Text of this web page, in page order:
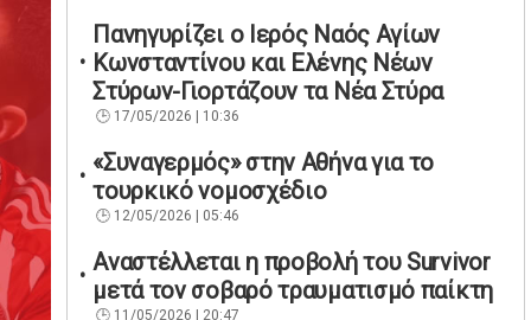
Πανηγυρίζει ο Ιερός Ναός Αγίων
Κωνσταντίνου και Ελένης Νέων
Στύρων-Γιορτάζουν τα Νέα Στύρα
17/05/2026 | 10:36
«Συναγερμός» στην Αθήνα για το
τουρκικό νομοσχέδιο
12/05/2026 | 05:46
Αναστέλλεται η προβολή του Survivor
μετά τον σοβαρό τραυματισμό παίκτη
11/05/2026 | 20:47